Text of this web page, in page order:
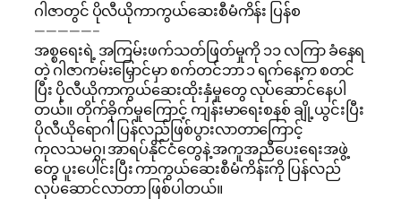
ဂါဇာတွင် ပိုလီယိုကာကွယ်ဆေးစီမံကိန်း ပြန်စ
—————–
အစ္စရေးရဲ့ အကြမ်းဖက်သတ်ဖြတ်မှုကို ၁၁ လကြာ ခံနေရ
တဲ့ ဂါဇာကမ်းမြှောင်မှာ စက်တင်ဘာ ၁ ရက်နေ့က စတင်
ပြီး ပိုလီယိုကာကွယ်ဆေးထိုးနှံမှုတွေ လုပ်ဆောင်နေပါ
တယ်။ တိုက်ခိုက်မှုကြောင့် ကျန်းမာရေးစနစ် ချို့ယွင်းပြီး
ပိုလီယိုရောဂါ ပြန်လည်ဖြစ်ပွားလာတာကြောင့်
ကုလသမဂ္ဂ၊ အာရပ်နိုင်ငံတွေနဲ့ အကူအညီပေးရေးအဖွဲ့
တွေ ပူးပေါင်းပြီး ကာကွယ်ဆေးစီမံကိန်းကို ပြန်လည်
လုပ်ဆောင်လာတာ ဖြစ်ပါတယ်။